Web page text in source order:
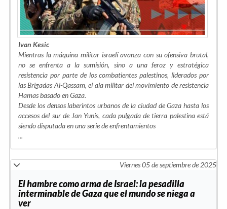
Ivan Kesic
Mientras la máquina militar israelí avanza con su ofensiva brutal,
no se enfrenta a la sumisión, sino a una feroz y estratégica
resistencia por parte de los combatientes palestinos, liderados por
las Brigadas Al-Qassam, el ala militar del movimiento de resistencia
Hamas basado en Gaza.
Desde los densos laberintos urbanos de la ciudad de Gaza hasta los
accesos del sur de Jan Yunis, cada pulgada de tierra palestina está
siendo disputada en una serie de enfrentamientos
...
Viernes 05 de septiembre de 2025
El hambre como arma de Israel: la pesadilla
interminable de Gaza que el mundo se niega a
ver